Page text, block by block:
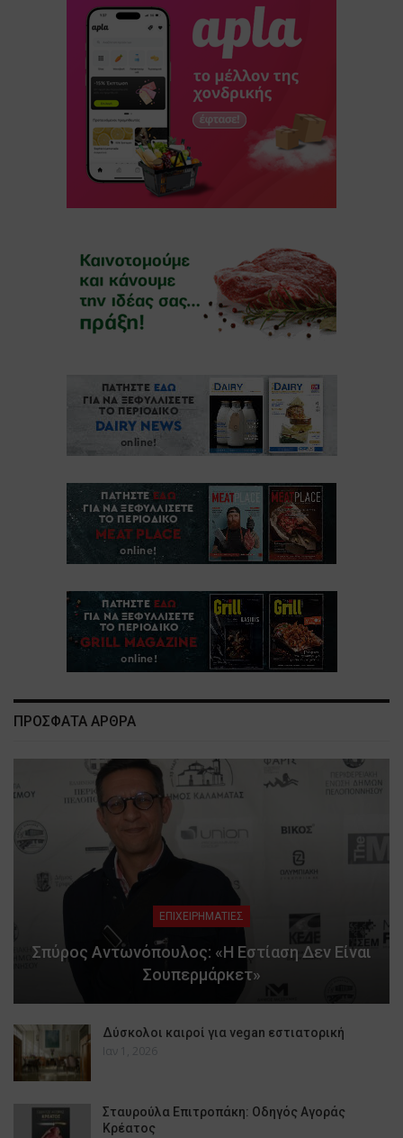
ΠΡΟΣΦΑΤΑ ΑΡΘΡΑ
ΕΠΙΧΕΙΡΗΜΑΤΙΕΣ
Σπύρος Αντωνόπουλος: «Η Εστίαση Δεν Είναι
Σουπερμάρκετ»
Δύσκολοι καιροί για vegan εστιατορική
Ιαν 1, 2026
Σταυρούλα Επιτροπάκη: Οδηγός Αγοράς
Κρέατος